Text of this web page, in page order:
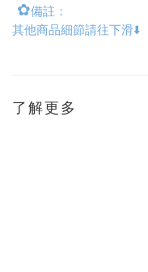
✿備註：
其他商品細節請往下滑⬇️
了解更多